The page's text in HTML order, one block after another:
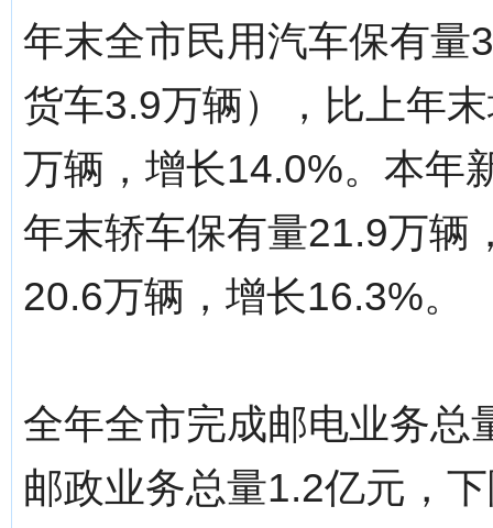
年末全市民用汽车保有量
货车3.9万辆），比上年
万辆，增长14.0%。本年
年末轿车保有量21.9万辆
20.6万辆，增长16.3%。
全年全市完成邮电业务总
邮政业务总量1.2亿元，